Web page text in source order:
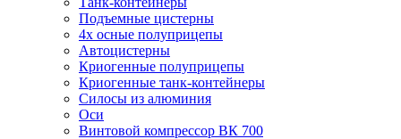
Подъемные цистерны
4х осные полуприцепы
Автоцистерны
Криогенные полуприцепы
Криогенные танк-контейнеры
Силосы из алюминия
Оси
Винтовой компрессор ВК 700